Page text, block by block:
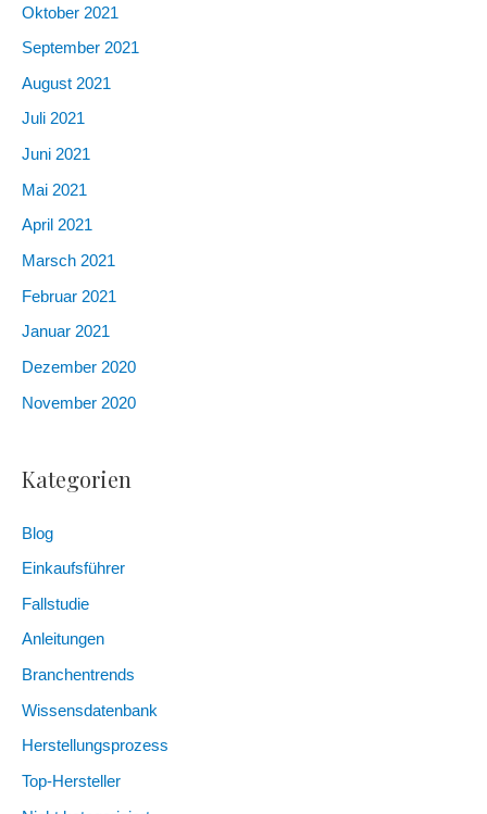
Oktober 2021
September 2021
August 2021
Juli 2021
Juni 2021
Mai 2021
April 2021
Marsch 2021
Februar 2021
Januar 2021
Dezember 2020
November 2020
Kategorien
Blog
Einkaufsführer
Fallstudie
Anleitungen
Branchentrends
Wissensdatenbank
Herstellungsprozess
Top-Hersteller